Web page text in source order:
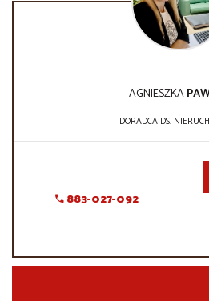
AGNIESZKA
DORADCA DS.
883-027-092